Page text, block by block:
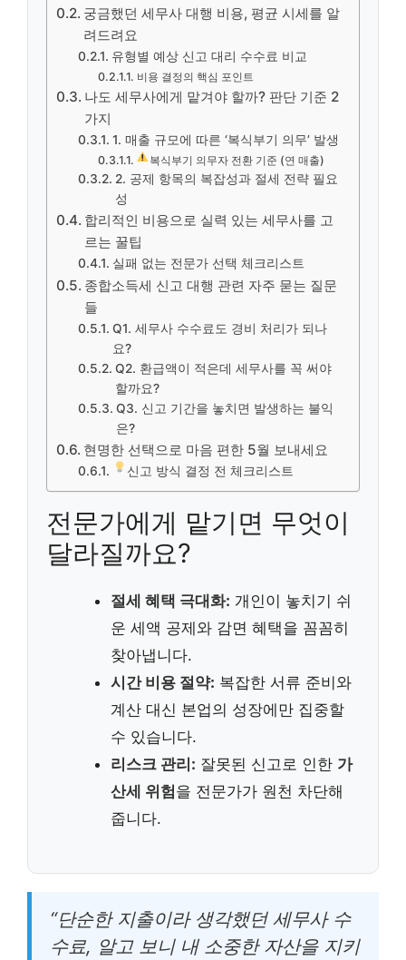
궁금했던 세무사 대행 비용, 평균 시세를 알
려드려요
유형별 예상 신고 대리 수수료 비교
비용 결정의 핵심 포인트
나도 세무사에게 맡겨야 할까? 판단 기준 2
가지
1. 매출 규모에 따른 ‘복식부기 의무’ 발생
복식부기 의무자 전환 기준 (연 매출)
2. 공제 항목의 복잡성과 절세 전략 필요
성
합리적인 비용으로 실력 있는 세무사를 고
르는 꿀팁
실패 없는 전문가 선택 체크리스트
종합소득세 신고 대행 관련 자주 묻는 질문
들
Q1. 세무사 수수료도 경비 처리가 되나
요?
Q2. 환급액이 적은데 세무사를 꼭 써야
할까요?
Q3. 신고 기간을 놓치면 발생하는 불익
은?
현명한 선택으로 마음 편한 5월 보내세요
신고 방식 결정 전 체크리스트
전문가에게 맡기면 무엇이
달라질까요?
절세 혜택 극대화: 개인이 놓치기 쉬
운 세액 공제와 감면 혜택을 꼼꼼히
찾아냅니다.
시간 비용 절약: 복잡한 서류 준비와
계산 대신 본업의 성장에만 집중할
수 있습니다.
리스크 관리: 잘못된 신고로 인한 가
산세 위험을 전문가가 원천 차단해
줍니다.
“단순한 지출이라 생각했던 세무사 수
수료, 알고 보니 내 소중한 자산을 지키